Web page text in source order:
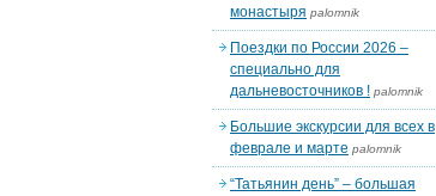
монастыря palomnik
Поездки по России 2026 –
специально для
дальневосточников ! palomnik
Большие экскурсии для всех в
феврале и марте palomnik
“Татьянин день” – большая